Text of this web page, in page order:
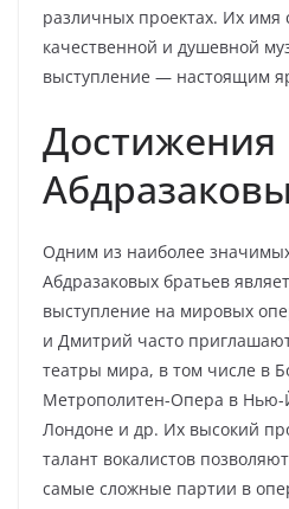
различных проектах. Их имя
качественной и душевной
выступление — настоящим
Достижения
Одним из наиболее
Абдразаковых братьев
выступление на мировых
и Дмитрий часто
театры мира, в том числе в
Метрополитен-Опера в Нью-
Лондоне и др. Их высокий
талант вокалистов
самые сложные партии в